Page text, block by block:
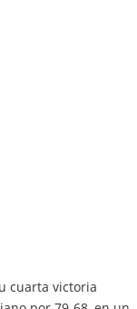
cuarta victoria